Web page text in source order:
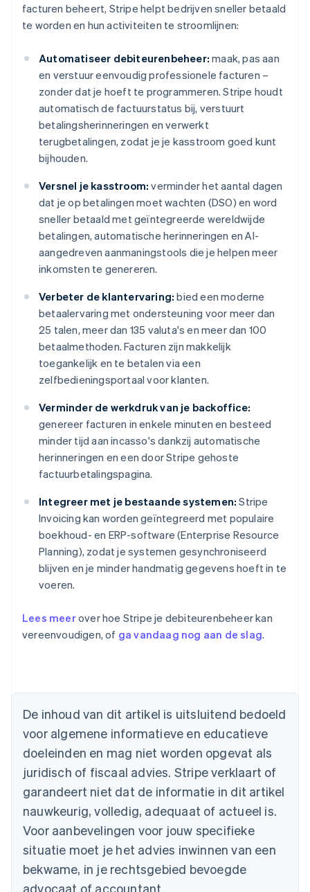
facturen beheert, Stripe helpt bedrijven sneller betaald
te worden en hun activiteiten te stroomlijnen:
Automatiseer debiteurenbeheer: maak, pas aan
en verstuur eenvoudig professionele facturen –
zonder dat je hoeft te programmeren. Stripe houdt
automatisch de factuurstatus bij, verstuurt
betalingsherinneringen en verwerkt
terugbetalingen, zodat je je kasstroom goed kunt
bijhouden.
Versnel je kasstroom: verminder het aantal dagen
dat je op betalingen moet wachten (DSO) en word
sneller betaald met geïntegreerde wereldwijde
betalingen, automatische herinneringen en AI-
aangedreven aanmaningstools die je helpen meer
inkomsten te genereren.
Verbeter de klantervaring: bied een moderne
betaalervaring met ondersteuning voor meer dan
25 talen, meer dan 135 valuta's en meer dan 100
betaalmethoden. Facturen zijn makkelijk
toegankelijk en te betalen via een
zelfbedieningsportaal voor klanten.
Verminder de werkdruk van je backoffice:
genereer facturen in enkele minuten en besteed
minder tijd aan incasso's dankzij automatische
herinneringen en een door Stripe gehoste
factuurbetalingspagina.
Integreer met je bestaande systemen: Stripe
Invoicing kan worden geïntegreerd met populaire
boekhoud- en ERP-software (Enterprise Resource
Planning), zodat je systemen gesynchroniseerd
blijven en je minder handmatig gegevens hoeft in te
voeren.
Lees meerover hoe Stripe je debiteurenbeheer kan
vereenvoudigen, of ga vandaag nog aan de slag.
De inhoud van dit artikel is uitsluitend bedoeld
voor algemene informatieve en educatieve
doeleinden en mag niet worden opgevat als
juridisch of fiscaal advies. Stripe verklaart of
garandeert niet dat de informatie in dit artikel
nauwkeurig, volledig, adequaat of actueel is.
Voor aanbevelingen voor jouw specifieke
situatie moet je het advies inwinnen van een
bekwame, in je rechtsgebied bevoegde
advocaat of accountant.
English
Nederlands Français DeutschEnglish
Brazilië
Português
Bulgarije
English
Canada
Cyprus
English
Denemarken
English
Duitsland
DeutschEnglish